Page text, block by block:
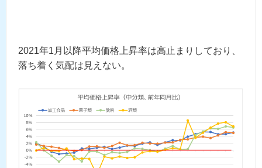
2021年1月以降平均価格上昇率は高止まりしており、
落ち着く気配は見えない。